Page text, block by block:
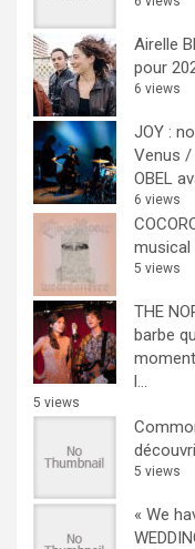
Airelle
pour
6 views
JOY :
Venus /
OBEL
6 views
musical
5 views
THE
barbe
l...
5 views
5 views
« We